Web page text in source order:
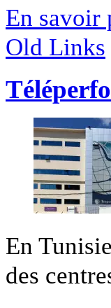
En savoir
Old Links
En
des